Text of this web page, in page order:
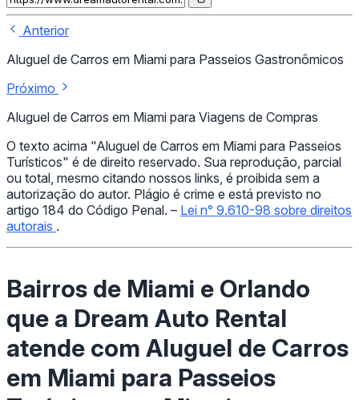
Anterior
Aluguel de Carros em Miami para Passeios Gastronômicos
Próximo
Aluguel de Carros em Miami para Viagens de Compras
O texto acima "Aluguel de Carros em Miami para Passeios
Turísticos" é de direito reservado. Sua reprodução, parcial
ou total, mesmo citando nossos links, é proibida sem a
autorização do autor. Plágio é crime e está previsto no
artigo 184 do Código Penal. – Lei n° 9.610-98 sobre direitos
autorais .
Bairros de Miami e Orlando
que a Dream Auto Rental
atende com Aluguel de Carros
em Miami para Passeios